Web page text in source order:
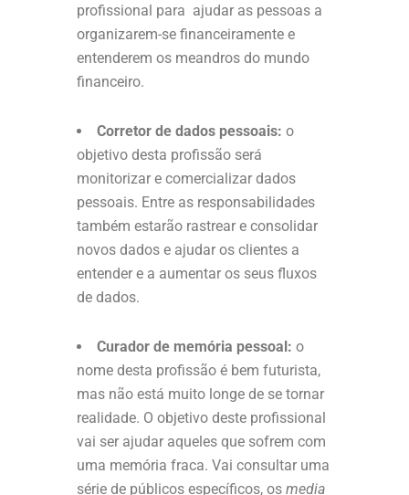
profissional para ajudar as pessoas a
organizarem-se financeiramente e
entenderem os meandros do mundo
financeiro.
Corretor de dados pessoais: o
objetivo desta profissão será
monitorizar e comercializar dados
pessoais. Entre as responsabilidades
também estarão rastrear e consolidar
novos dados e ajudar os clientes a
entender e a aumentar os seus fluxos
de dados.
Curador de memória pessoal: o
nome desta profissão é bem futurista,
mas não está muito longe de se tornar
realidade. O objetivo deste profissional
vai ser ajudar aqueles que sofrem com
uma memória fraca. Vai consultar uma
série de públicos específicos, os media